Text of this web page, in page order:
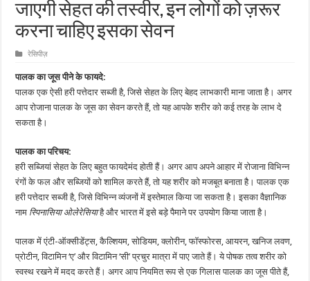
जाएगी सेहत की तस्वीर, इन लोगों को ज़रूर
करना चाहिए इसका सेवन
रेसिपीज़
पालक का जूस पीने के फायदे:
पालक एक ऐसी हरी पत्तेदार सब्जी है, जिसे सेहत के लिए बेहद लाभकारी माना जाता है। अगर
आप रोजाना पालक के जूस का सेवन करते हैं, तो यह आपके शरीर को कई तरह के लाभ दे
सकता है।
पालक का परिचय:
हरी सब्जियां सेहत के लिए बहुत फायदेमंद होती हैं। अगर आप अपने आहार में रोजाना विभिन्न
रंगों के फल और सब्जियों को शामिल करते हैं, तो यह शरीर को मजबूत बनाता है। पालक एक
हरी पत्तेदार सब्जी है, जिसे विभिन्न व्यंजनों में इस्तेमाल किया जा सकता है। इसका वैज्ञानिक
नाम स्पिनासिया ओलेरेसियाहै और भारत में इसे बड़े पैमाने पर उपयोग किया जाता है।
पालक में एंटी-ऑक्सीडेंट्स, कैल्शियम, सोडियम, क्लोरीन, फॉस्फोरस, आयरन, खनिज लवण,
प्रोटीन, विटामिन ‘ए’ और विटामिन ‘सी’ प्रचुर मात्रा में पाए जाते हैं। ये पोषक तत्व शरीर को
स्वस्थ रखने में मदद करते हैं। अगर आप नियमित रूप से एक गिलास पालक का जूस पीते हैं,